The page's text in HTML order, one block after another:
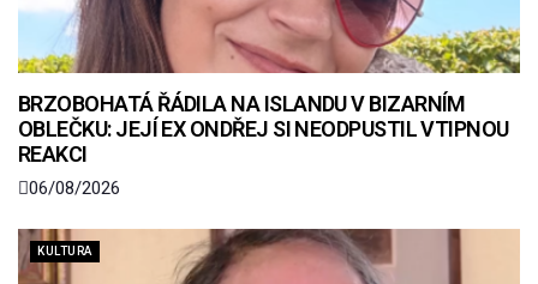
BRZOBOHATÁ ŘÁDILA NA ISLANDU V BIZARNÍM
OBLEČKU: JEJÍ EX ONDŘEJ SI NEODPUSTIL VTIPNOU
REAKCI
06/08/2026
KULTURA